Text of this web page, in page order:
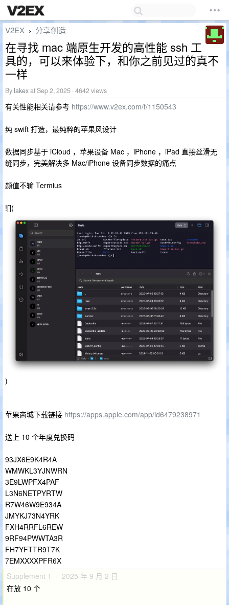
V2EX › 分享创造
在寻找 mac 端原生开发的高性能 ssh 工
具的，可以来体验下，和你之前见过的真不
一样
By lakexat Sep 2, 2025 · 4642 views
有关性能相关请参考 https://www.v2ex.com/t/1150543
纯 swift 打造，最纯粹的苹果风设计
数据同步基于 iCloud ，苹果设备 Mac ，iPhone ，iPad 直接丝滑无
缝同步，完美解决多 Mac/iPhone 设备同步数据的痛点
颜值不输 Termius
![](
)
苹果商城下载链接 https://apps.apple.com/app/id6479238971
送上 10 个年度兑换码
93JX6E9K4R4A
WMWKL3YJNWRN
3E9LWPFX4PAF
L3N6NETPYRTW
R7W46W9E934A
JMYKJ73N4YRK
FXH4RRFL6REW
9RF94PWWTA3R
FH7YFTTR9T7K
7EMXXXXPFR6X
Supplement 1 · 2025 年 9 月 2 日
在放 10 个